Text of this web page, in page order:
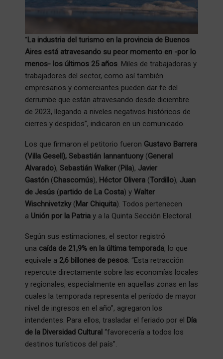
“La industria del turismo en la provincia de Buenos
Aires está atravesando su peor momento en -por lo
menos- los últimos 25 años. Miles de trabajadoras y
trabajadores del sector, como así también
empresarios y comerciantes pueden dar fe del
derrumbe que están atravesando desde diciembre
de 2023, llegando a niveles negativos históricos de
cierres y despidos”, indicaron en un comunicado.
Los que firmaron el petitorio fueron Gustavo Barrera
(Villa Gesell), Sebastián Iannantuony (General
Alvarado), Sebastián Walker (Pila), Javier
Gastón (Chascomús), Héctor Olivera (Tordillo), Juan
de Jesús (partido de La Costa) y Walter
Wischnivetzky (Mar Chiquita). Todos pertenecen
a Unión por la Patria y a la Quinta Sección Electoral.
Según sus estimaciones, el sector registró
una caída de 21,9% en la última temporada, lo que
equivale a 2,6 billones de pesos. “Esta retracción
repercute directamente sobre las economías locales
y regionales, especialmente en aquellas zonas en las
cuales la temporada representa el período de mayor
nivel de ingresos en el año”, agregaron los
intendentes. Para ellos, trasladar el feriado por el Día
de la Diversidad Cultural “favorecería a todos los
destinos turísticos del país”.